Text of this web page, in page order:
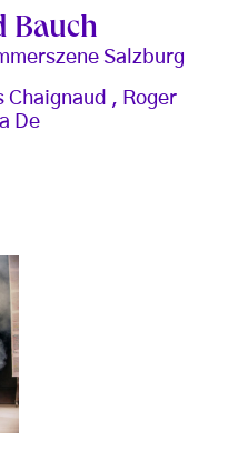
Bauch
Salzburg
Chaignaud , Roger
De